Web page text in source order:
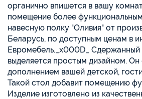
органично впишется в вашу
помещение более
навесную полку "Оливия" от
Беларусь, по доступным ценам в
Евромебель._x000D_ Сдержанный
выделяется простым дизайном. Он
дополнением вашей детской,
Такой стол добавит помещению
Изделие изготовлено из